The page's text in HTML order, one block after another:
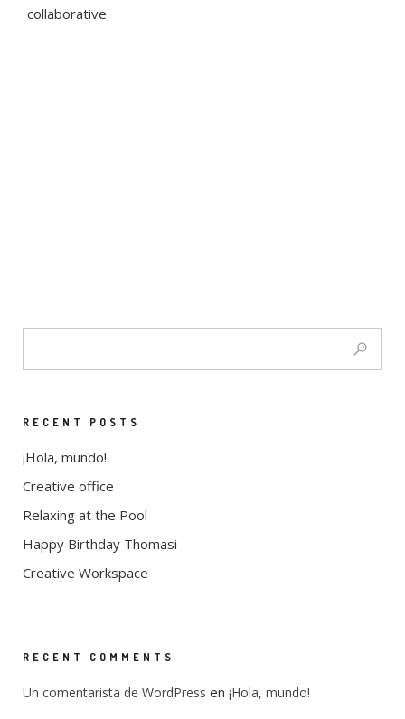
collaborative
RECENT POSTS
¡Hola, mundo!
Creative office
Relaxing at the Pool
Happy Birthday Thomasi
Creative Workspace
RECENT COMMENTS
Un comentarista de WordPress en ¡Hola, mundo!